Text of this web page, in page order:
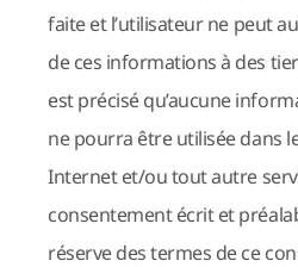
faite et l’utilisateur ne peut
de ces informations à des
est précisé qu’aucune
ne pourra être utilisée dans
Internet et/ou tout autre
consentement écrit et
réserve des termes de ce